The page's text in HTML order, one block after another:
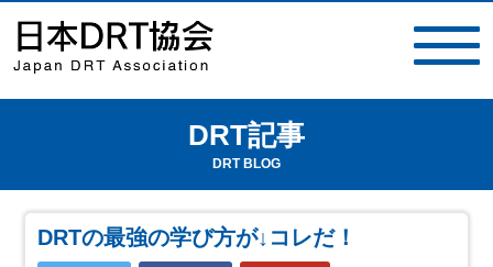
DRT記事
DRT BLOG
DRTの最強の学び方が↓コレだ！